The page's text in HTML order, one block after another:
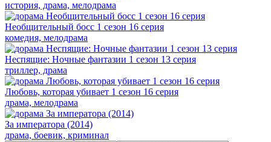
история, драма, мелодрама
Необщительный босс 1 сезон 16 серия
комедия, мелодрама
Неспящие: Ночные фантазии 1 сезон 13 серия
триллер, драма
Любовь, которая убивает 1 сезон 16 серия
драма, мелодрама
За императора (2014)
драма, боевик, криминал